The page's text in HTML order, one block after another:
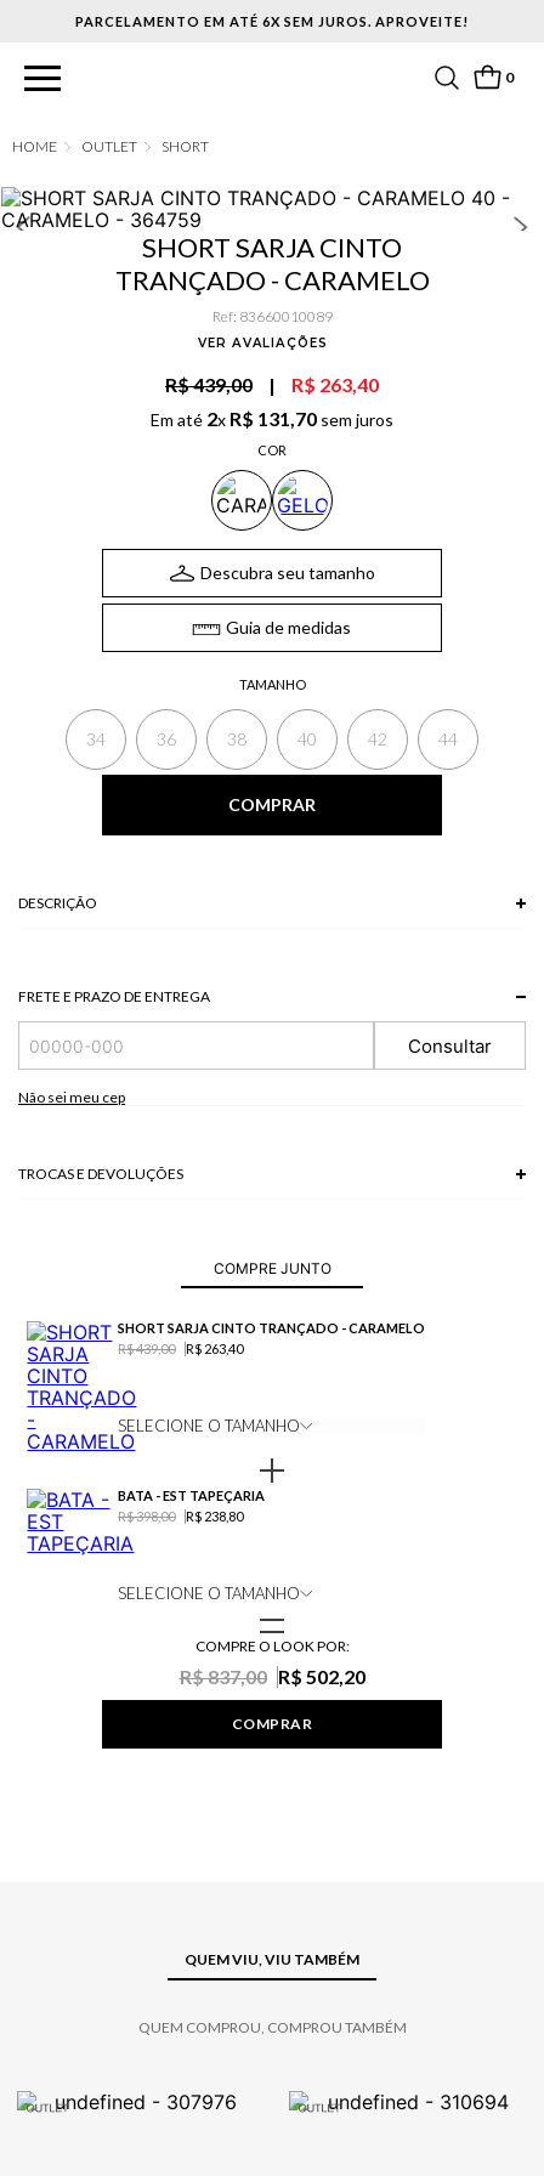
PARCELAMENTO EM ATÉ 6X SEM JUROS. APROVEITE!
0
OUTLET SHORT
SHORT SARJA CINTO
TRANÇADO - CARAMELO
Ref: 83660010089
VER AVALIAÇÕES
R$ 439,00 | R$ 263,40
Em até 2x R$ 131,70 sem juros
COR
TAMANHO
34 36 38 40 42 44
Descubra seu tamanho
Guia de medidas
COMPRAR
DESCRIÇÃO
100% ALGODAO
FRETE E PRAZO DE ENTREGA
Consultar
Não sei meu cep
TROCAS E DEVOLUÇÕES
COMPRE JUNTO
SHORT SARJA CINTO TRANÇADO - CARAMELO
R$ 439,00
R$ 263,40
SELECIONE O TAMANHO
BATA - EST TAPEÇARIA
R$ 398,00
R$ 238,80
SELECIONE O TAMANHO
COMPRE O LOOK POR:
R$ 837,00 R$ 502,20
COMPRAR
QUEM VIU, VIU TAMBÉM
QUEM COMPROU, COMPROU TAMBÉM